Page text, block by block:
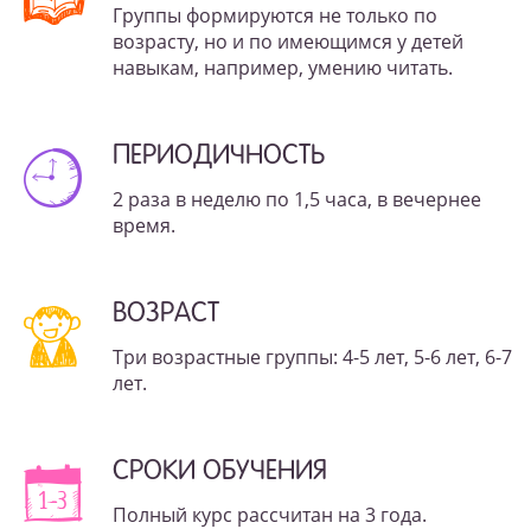
Группы формируются не только по
возрасту, но и по имеющимся у детей
навыкам, например, умению читать.
ПЕРИОДИЧНОСТЬ
2 раза в неделю по 1,5 часа, в вечернее
время.
ВОЗРАСТ
Три возрастные группы: 4-5 лет, 5-6 лет, 6-7
лет.
СРОКИ ОБУЧЕНИЯ
Полный курс рассчитан на 3 года.